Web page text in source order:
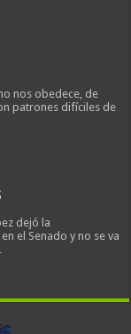
nos obedece, de
patrones difíciles de
dejó la
el Senado y no se va